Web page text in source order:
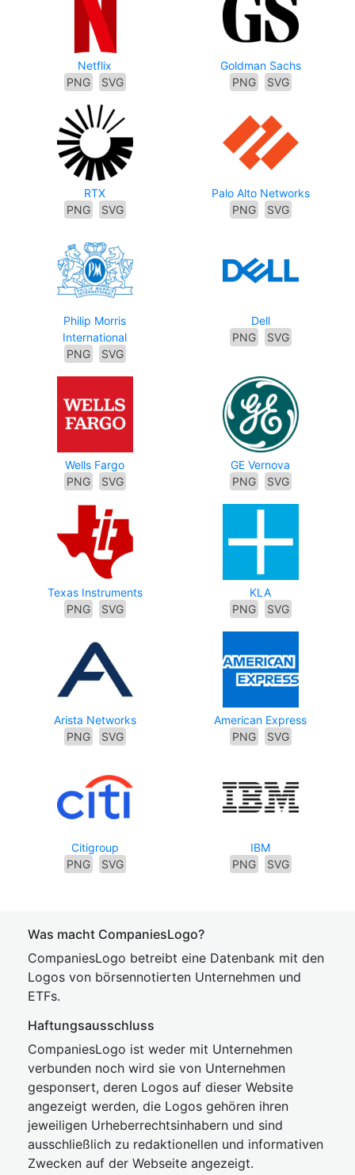
Netflix
PNG
SVG
Goldman Sachs
PNG
SVG
RTX
PNG
SVG
Palo Alto Networks
PNG
SVG
Philip Morris
International
PNG
SVG
Dell
PNG
SVG
Wells Fargo
PNG
SVG
GE Vernova
PNG
SVG
Texas Instruments
PNG
SVG
KLA
PNG
SVG
Arista Networks
PNG
SVG
American Express
PNG
SVG
Citigroup
PNG
SVG
IBM
PNG
SVG
Was macht CompaniesLogo?
CompaniesLogo betreibt eine Datenbank mit den
Logos von börsennotierten Unternehmen und
ETFs.
Haftungsausschluss
CompaniesLogo ist weder mit Unternehmen
verbunden noch wird sie von Unternehmen
gesponsert, deren Logos auf dieser Website
angezeigt werden, die Logos gehören ihren
jeweiligen Urheberrechtsinhabern und sind
ausschließlich zu redaktionellen und informativen
Zwecken auf der Webseite angezeigt.